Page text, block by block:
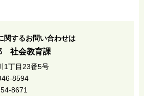
関するお問い合わせは
社会教育課
1丁目23番5号
8594
8671